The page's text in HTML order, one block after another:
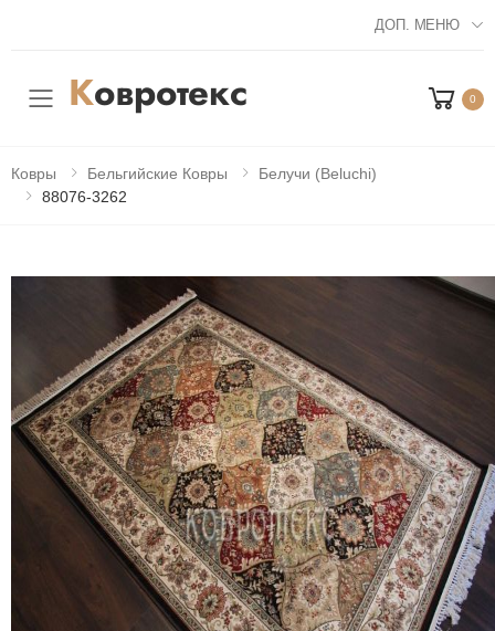
ДОП. МЕНЮ
Мобильное меню 0
Ковры Бельгийские Ковры
Белучи (Beluchi)
88076-3262